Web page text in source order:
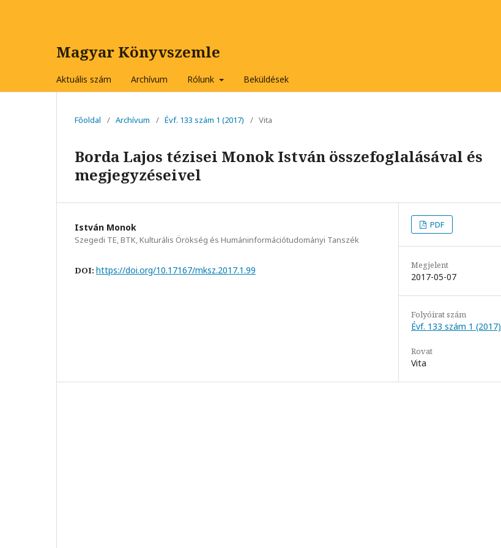
Magyar Könyvszemle
Aktuális szám Archívum Rólunk Beküldések
Főoldal / Archívum / Évf. 133 szám 1 (2017) / Vita
Borda Lajos tézisei Monok István összefoglalásával és
megjegyzéseivel
István Monok
Szegedi TE, BTK, Kulturális Örökség és Humáninformációtudományi Tanszék
DOI: https://doi.org/10.17167/mksz.2017.1.99
PDF
Megjelent
2017-05-07
Folyóirat szám
Évf. 133 szám 1 (2017)
Rovat
Vita